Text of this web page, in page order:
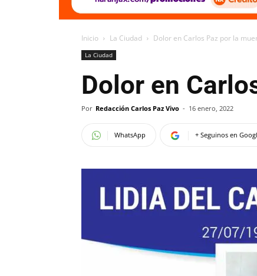
Inicio La Ciudad Dolor en Carlos Paz por la
La Ciudad
Dolor en
Por Redacción Carlos Paz Vivo - 16 enero, 2022
WhatsApp + Seguinos en